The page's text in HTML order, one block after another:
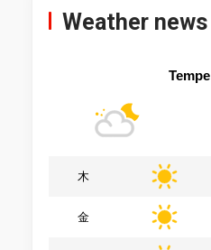
Weather news
Tempe
木
金